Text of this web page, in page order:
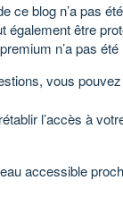
ce blog n’a pas
être
n’a pas
vous
l’accès à
accessible